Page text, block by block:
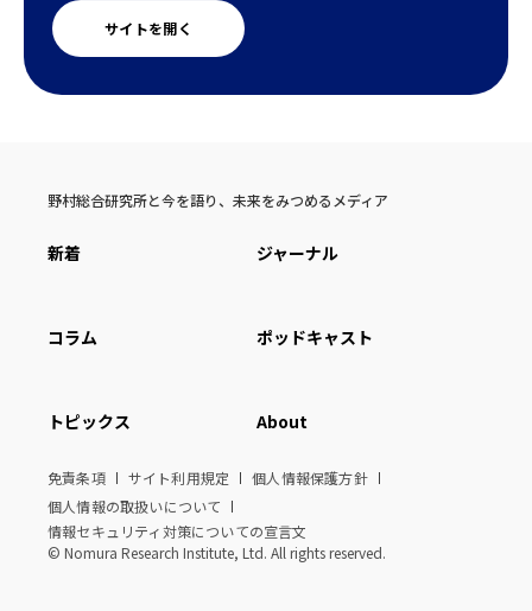
サイトを開く
野村総合研究所と今を語り、未来をみつめるメディア
新着 ジャーナル
コラム ポッドキャスト
トピックス About
免責条項 サイト利用規定
個人情報保護方針
個人情報の取扱いについて
情報セキュリティ対策についての宣言文
© Nomura Research Institute, Ltd. All rights reserved.